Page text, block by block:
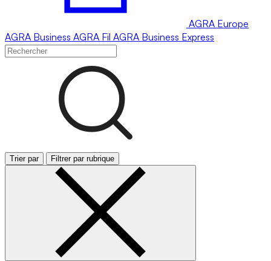
AGRA Europe
AGRA Business AGRA Fil AGRA Business Express
Trier par Filtrer par rubrique